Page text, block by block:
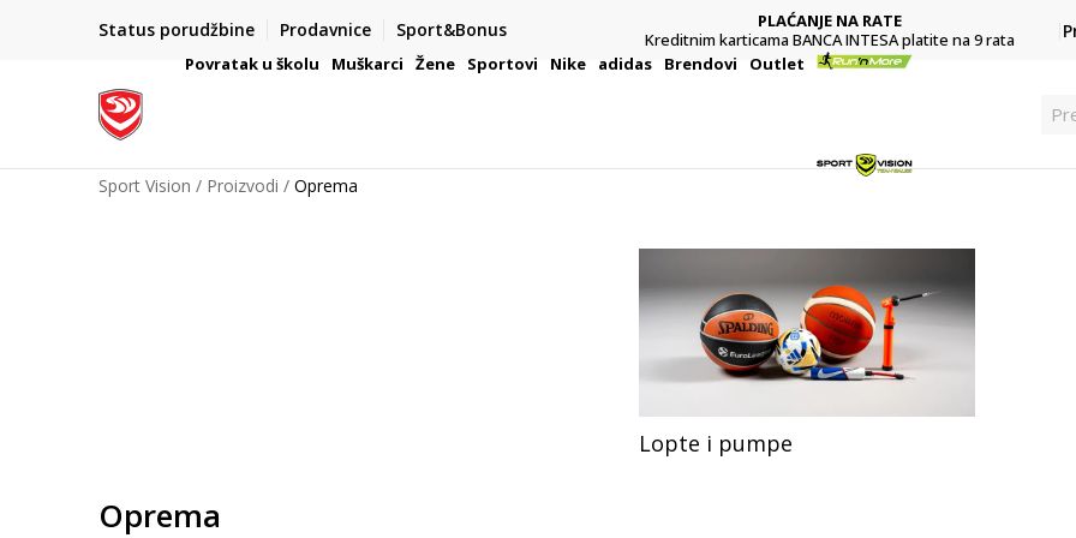
Status porudžbine Prodavnice Sport&Bonus
VAŽNO OBAVEŠTENJE ZA POTROŠAČE
PLAĆANJE NA RATE
Kreditnim karticama BANCA INTESA platite na 9 rata
Povratak u školu Muškarci Žene Sportovi Nike adidas Brendovi Outlet
P
Sport Vision Proizvodi Oprema
Lopte i pumpe
Oprema